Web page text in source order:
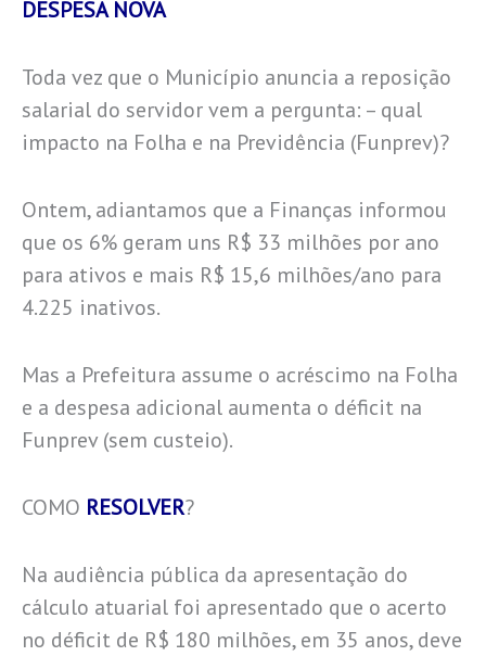
DESPESA NOVA
Toda vez que o Município anuncia a reposição
salarial do servidor vem a pergunta: – qual
impacto na Folha e na Previdência (Funprev)?
Ontem, adiantamos que a Finanças informou
que os 6% geram uns R$ 33 milhões por ano
para ativos e mais R$ 15,6 milhões/ano para
4.225 inativos.
Mas a Prefeitura assume o acréscimo na Folha
e a despesa adicional aumenta o déficit na
Funprev (sem custeio).
COMO RESOLVER?
Na audiência pública da apresentação do
cálculo atuarial foi apresentado que o acerto
no déficit de R$ 180 milhões, em 35 anos, deve